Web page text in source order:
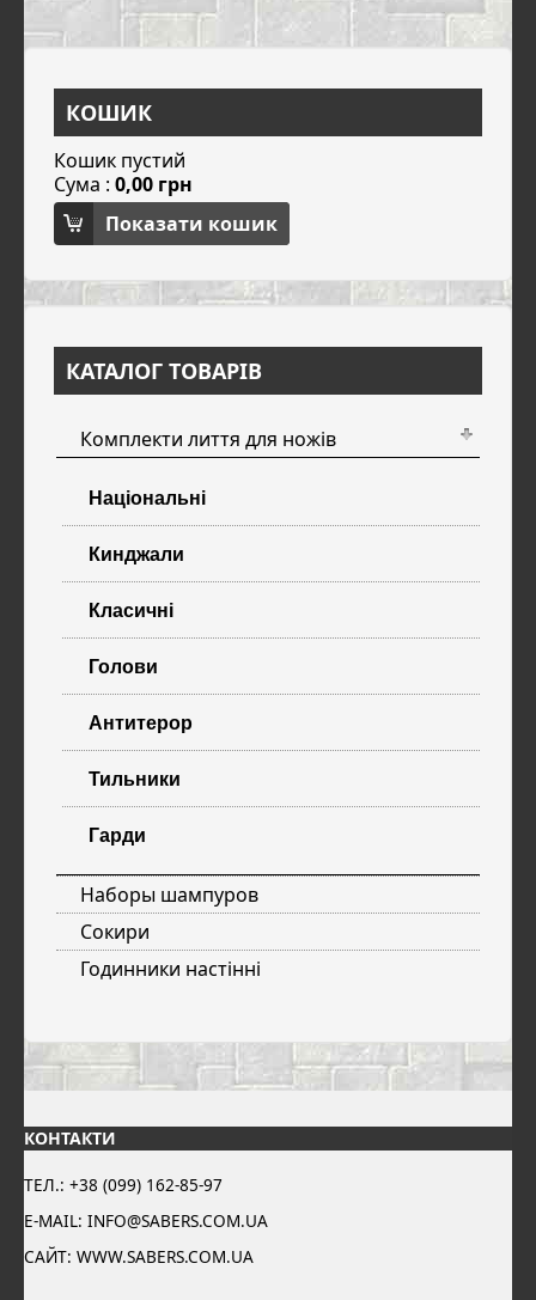
КОШИК
Кошик пустий
Сума : 0,00 грн
Показати кошик
КАТАЛОГ ТОВАРІВ
Комплекти лиття для ножів
Національні
Кинджали
Класичні
Голови
Антитерор
Тильники
Гарди
Наборы шампуров
Сокири
Годинники настінні
КОНТАКТИ
ТЕЛ.: +38 (099) 162-85-97
E-MAIL: INFO@SABERS.COM.UA
САЙТ: WWW.SABERS.COM.UA